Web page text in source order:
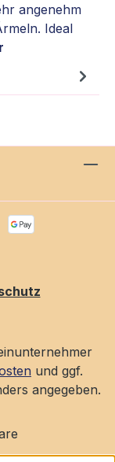
angenehm
Ideal
und ggf.
angegeben.